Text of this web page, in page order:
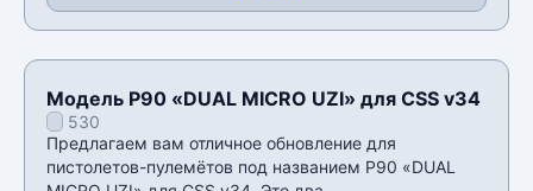
Модель P90 «DUAL MICRO UZI» для CSS v34
530
Предлагаем вам отличное обновление для
пистолетов-пулемётов под названием P90 «DUAL